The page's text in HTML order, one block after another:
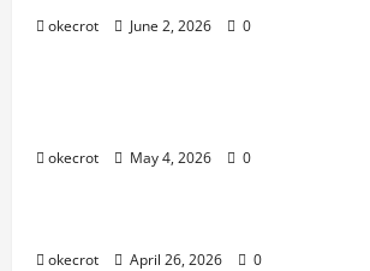
okecrot June 2, 2026 0
Uncategorized
okecrot May 4, 2026 0
Uncategorized
okecrot April 26, 2026 0